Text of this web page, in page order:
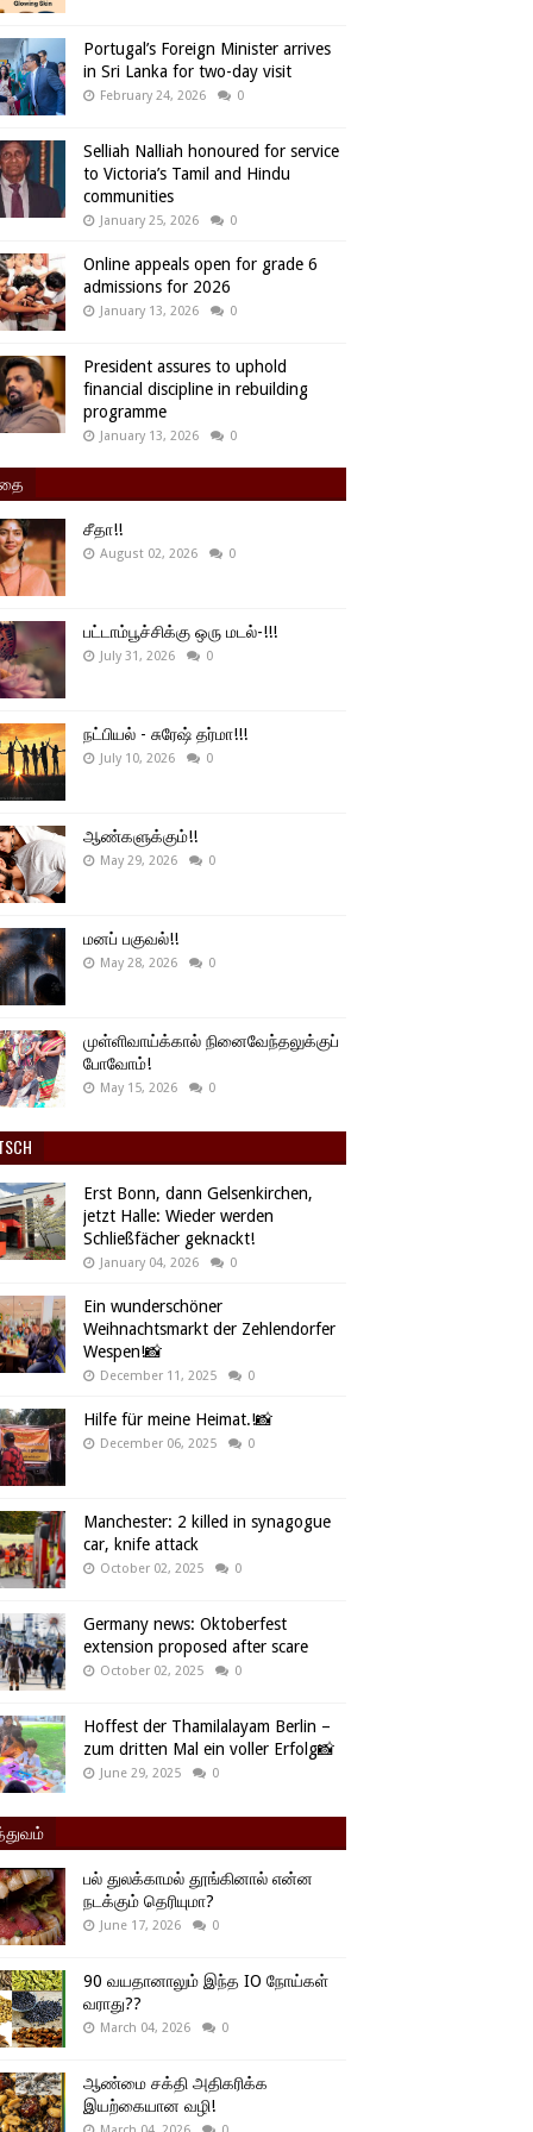
Portugal’s Foreign Minister arrives
in Sri Lanka for two-day visit
February 24, 2026 0
Selliah Nalliah honoured for service
to Victoria’s Tamil and Hindu
communities
January 25, 2026 0
Online appeals open for grade 6
admissions for 2026
January 13, 2026 0
President assures to uphold
financial discipline in rebuilding
programme
January 13, 2026 0
சீதா!!
August 02, 2026 0
பட்டாம்பூச்சிக்கு ஒரு மடல்-!!!
July 31, 2026 0
நட்பியல் - சுரேஷ் தர்மா!!!
July 10, 2026 0
ஆண்களுக்கும்!!
May 29, 2026 0
மனப் பகுவல்!!
May 28, 2026 0
முள்ளிவாய்க்கால் நினைவேந்தலுக்குப்
போவோம்!
May 15, 2026 0
Erst Bonn, dann Gelsenkirchen,
jetzt Halle: Wieder werden
Schließfächer geknackt!
January 04, 2026 0
Ein wunderschöner
Weihnachtsmarkt der Zehlendorfer
Wespen!📸
December 11, 2025 0
Hilfe für meine Heimat.!📸
December 06, 2025 0
Manchester: 2 killed in synagogue
car, knife attack
October 02, 2025 0
Germany news: Oktoberfest
extension proposed after scare
October 02, 2025 0
Hoffest der Thamilalayam Berlin –
zum dritten Mal ein voller Erfolg📸
June 29, 2025 0
பல் துலக்காமல் தூங்கினால் என்ன
நடக்கும் தெரியுமா?
June 17, 2026 0
90 வயதானாலும் இந்த IO நோய்கள்
வராது??
March 04, 2026 0
ஆண்மை சக்தி அதிகரிக்க
இயற்கையான வழி!